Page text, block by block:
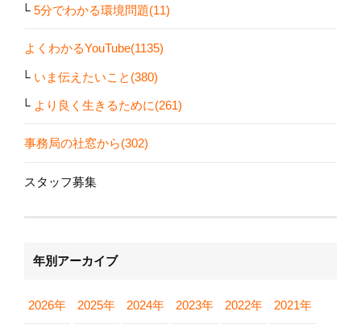
5分でわかる環境問題(11)
よくわかるYouTube(1135)
いま伝えたいこと(380)
より良く生きるために(261)
事務局の社窓から(302)
スタッフ募集
年別アーカイブ
2026年 2025年 2024年 2023年 2022年 2021年